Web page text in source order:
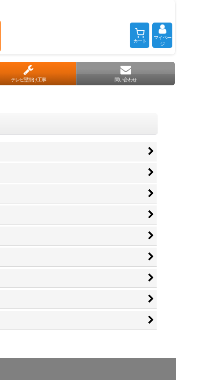
カート
マイペー
ジ
テレビ壁掛け工事 問い合わせ